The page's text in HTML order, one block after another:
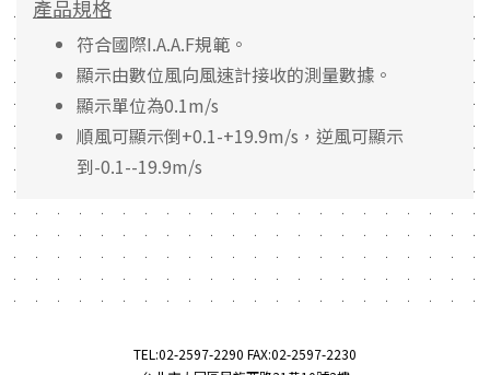
產品規格
符合國際I.A.A.F規範。
顯示由數位風向風速計接收的測量數據。
顯示單位為0.1m/s
順風可顯示倒+0.1-+19.9m/s，逆風可顯示
到-0.1--19.9m/s
TEL:02-2597-2290 FAX:02-2597-2230